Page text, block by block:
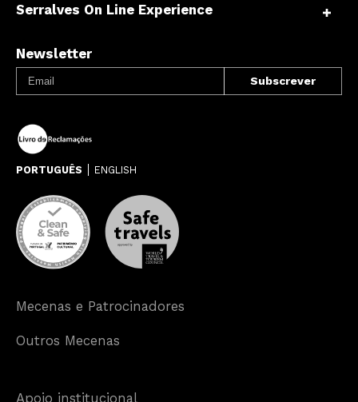
Serralves On Line Experience
Newsletter
PORTUGUÊS ENGLISH
Mecenas e Patrocinadores
Outros Mecenas
Apoio institucional